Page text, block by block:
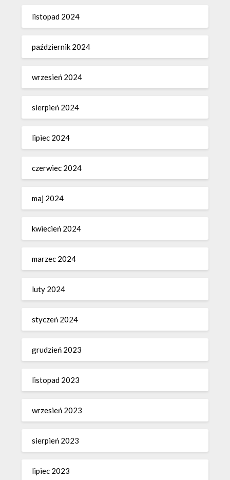
listopad 2024
październik 2024
wrzesień 2024
sierpień 2024
lipiec 2024
czerwiec 2024
maj 2024
kwiecień 2024
marzec 2024
luty 2024
styczeń 2024
grudzień 2023
listopad 2023
wrzesień 2023
sierpień 2023
lipiec 2023